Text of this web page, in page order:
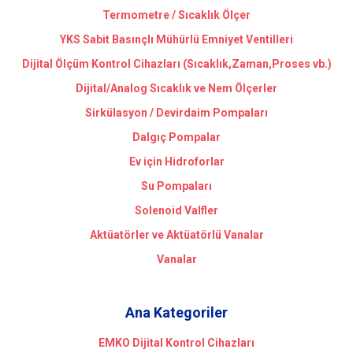
Termometre / Sıcaklık Ölçer
YKS Sabit Basınçlı Mühürlü Emniyet Ventilleri
Dijital Ölçüm Kontrol Cihazları (Sıcaklık,Zaman,Proses vb.)
Dijital/Analog Sıcaklık ve Nem Ölçerler
Sirkülasyon / Devirdaim Pompaları
Dalgıç Pompalar
Ev için Hidroforlar
Su Pompaları
Solenoid Valfler
Aktüatörler ve Aktüatörlü Vanalar
Vanalar
Ana Kategoriler
EMKO Dijital Kontrol Cihazları